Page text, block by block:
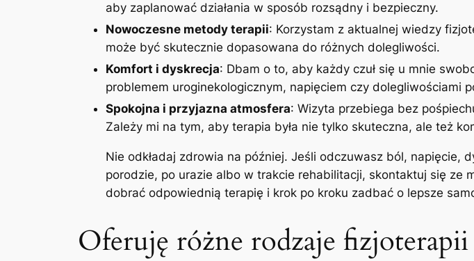
aby zaplanować działania w sposób rozsądny i bezpieczny.
Nowoczesne metody terapii: Korzystam z aktualnej wiedzy
może być skutecznie dopasowana do różnych dolegliwości.
Komfort i dyskrecja: Dbam o to, aby każdy czuł się u mnie
problemem uroginekologicznym, napięciem czy dolegliwościami
Spokojna i przyjazna atmosfera: Wizyta przebiega bez
Zależy mi na tym, aby terapia była nie tylko skuteczna, ale też
Nie odkładaj zdrowia na później. Jeśli odczuwasz ból,
porodzie, po urazie albo w trakcie rehabilitacji, skontaktuj się ze
dobrać odpowiednią terapię i krok po kroku zadbać o lepsze
Oferuję różne rodzaje fizjoterapii